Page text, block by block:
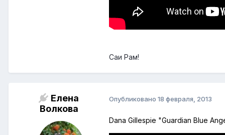
Саи Рам!
Елена
Волкова
Опубликовано 18 февраля, 2013
Dana Gillespie "Guardian Blue